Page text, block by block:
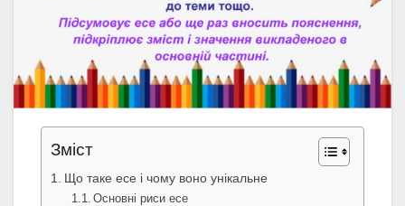
Зміст
Що таке есе і чому воно унікальне
Основні риси есе